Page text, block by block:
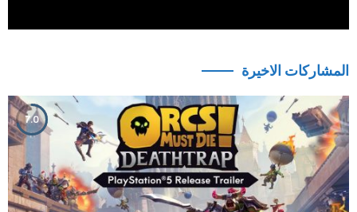
المشاركات الاخيرة
7.0